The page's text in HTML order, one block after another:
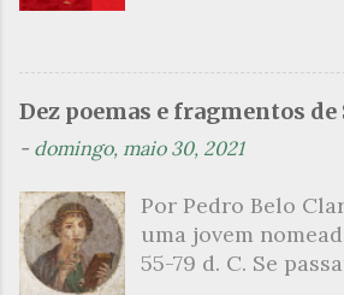
que mergulharam
psicanalítico e
a partir dessa
apresenta um
nos quais os
desnudam, livros
Dez poemas e fragmentos de
- domingo, maio 30, 2021
Por Pedro Belo
uma jovem
55-79 d. C. Se